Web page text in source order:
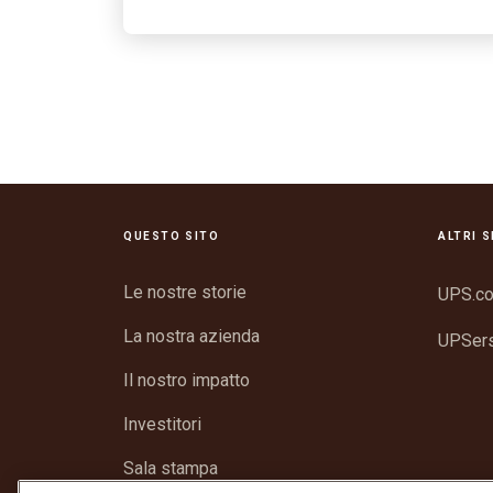
QUESTO SITO
Le nostre storie
La nostra azienda
Il nostro impatto
Investitori
Sala stampa
ALTRI